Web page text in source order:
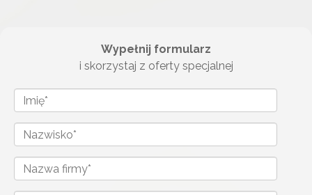
Wypełnij formularz
i skorzystaj z oferty specjalnej